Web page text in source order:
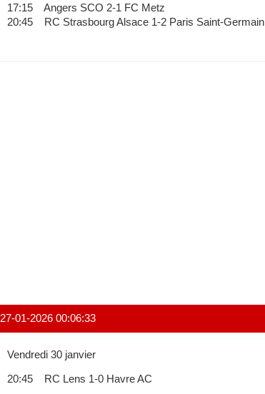
17:15 Angers SCO 2-1 FC Metz
20:45 RC Strasbourg Alsace 1-2 Paris Saint-Germain
27-01-2026 00:06:33
Vendredi 30 janvier
20:45 RC Lens 1-0 Havre AC